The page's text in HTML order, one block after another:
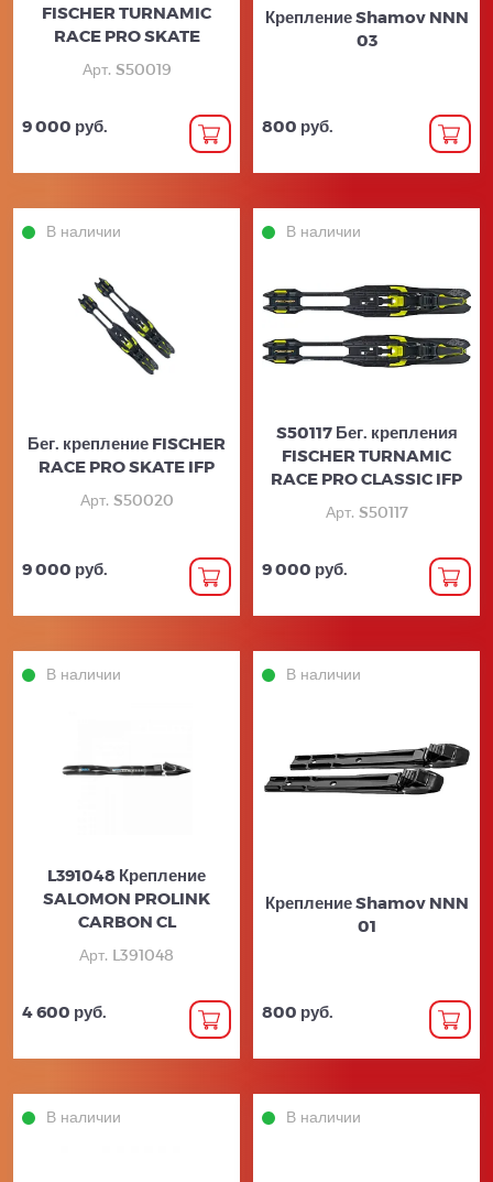
FISCHER TURNAMIC
RACE PRO SKATE
Арт. S50019
9 000 руб.
Крепление Shamov NNN
03
800 руб.
В наличии
Бег. крепление FISCHER
RACE PRO SKATE IFP
Арт. S50020
9 000 руб.
В наличии
S50117 Бег. крепления
FISCHER TURNAMIC
RACE PRO CLASSIC IFP
Арт. S50117
9 000 руб.
В наличии
L391048 Крепление
SALOMON PROLINK
CARBON CL
Арт. L391048
4 600 руб.
В наличии
Крепление Shamov NNN
01
800 руб.
В наличии В наличии